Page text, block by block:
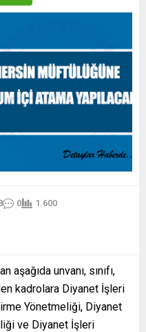
0 1.600
unvanı, sınıfı,
kadrolara Diyanet İşleri
Yönetmeliği, Diyanet
ve Diyanet İşleri